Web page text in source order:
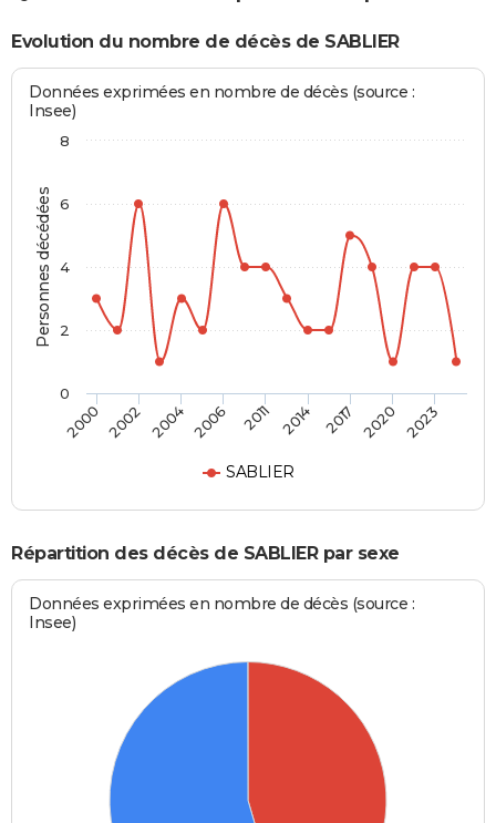
Evolution du nombre de décès de SABLIER
Personnes décédées
Données exprimées en nombre de décès (source :
Insee)
SABLIER
2000 2002 2004 2006 2011 2014 2017 2020 2023
0
2
4
6
8
Répartition des décès de SABLIER par sexe
Données exprimées en nombre de décès (source :
Insee)